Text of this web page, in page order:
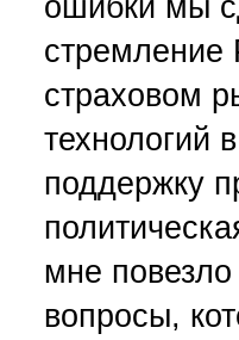
страховом
технологий
поддержку
мне повезло
вопросы,